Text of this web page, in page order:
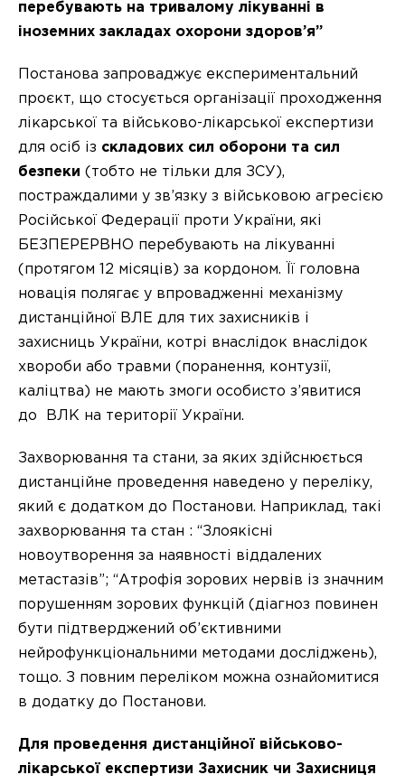
перебувають на тривалому лікуванні в
іноземних закладах охорони здоров’я”
Постанова запроваджує експериментальний
проєкт, що стосується організації проходження
лікарської та військово-лікарської експертизи
для осіб із складових сил оборони та сил
безпеки (тобто не тільки для ЗСУ),
постраждалими у зв’язку з військовою агресією
Російської Федерації проти України, які
БЕЗПЕРЕРВНО перебувають на лікуванні
(протягом 12 місяців) за кордоном. Її головна
новація полягає у впровадженні механізму
дистанційної ВЛЕ для тих захисників і
захисниць України, котрі внаслідок внаслідок
хвороби або травми (поранення, контузії,
каліцтва) не мають змоги особисто з’явитися
до ВЛК на території України.
Захворювання та стани, за яких здійснюється
дистанційне проведення наведено у переліку,
який є додатком до Постанови. Наприклад, такі
захворювання та стан : “Злоякісні
новоутворення за наявності віддалених
метастазів”; “Атрофія зорових нервів із значним
порушенням зорових функцій (діагноз повинен
бути підтверджений об’єктивними
нейрофункціональними методами досліджень),
тощо. З повним переліком можна ознайомитися
в додатку до Постанови.
Для проведення дистанційної військово-
лікарської експертизи Захисник чи Захисниця